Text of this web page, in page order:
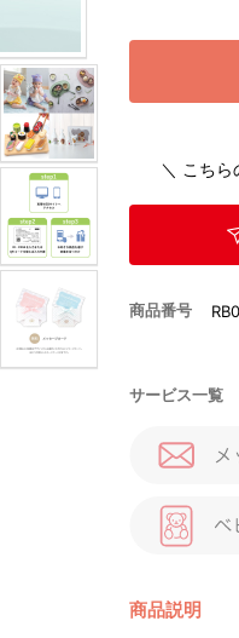
＼ こちら
商品番号
サービス一覧
商品説明